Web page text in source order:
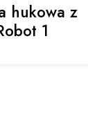
hukowa z
1